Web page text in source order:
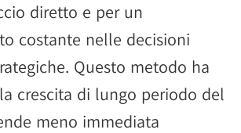
diretto e per un
costante nelle decisioni
Questo metodo ha
crescita di lungo periodo del
meno immediata